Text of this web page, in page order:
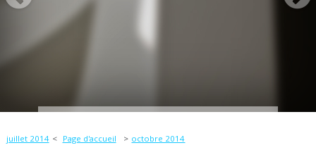
juillet 2014 Page d'accueil octobre 2014